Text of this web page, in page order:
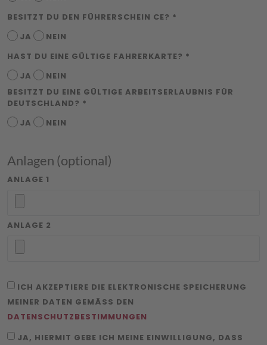
BESITZT DU DEN FÜHRERSCHEIN CE? *
JA
NEIN
HAST DU EINE GÜLTIGE FAHRERKARTE? *
JA
NEIN
BESITZT DU EINE GÜLTIGE ARBEITSERLAUBNIS FÜR
DEUTSCHLAND? *
JA
NEIN
Anlagen (optional)
ANLAGE 1
ANLAGE 2
ICH AKZEPTIERE DIE ELEKTRONISCHE SPEICHERUNG
MEINER DATEN GEMÄSS DEN
DATENSCHUTZBESTIMMUNGEN
JA, HIERMIT GEBE ICH MEINE EINWILLIGUNG, DASS